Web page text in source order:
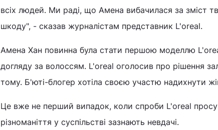
всіх людей. Ми раді, що Амена вибачилася за зміст
шкоду", - сказав журналістам представник L'oreal.
Амена Хан повинна була стати першою моделлю
догляду за волоссям. L'oreal оголосив про рішення
тому. Б'юті-блогер хотіла своєю участю надихнути
Це вже не перший випадок, коли спроби L'oreal
різноманіття у суспільстві зазнають невдачі.